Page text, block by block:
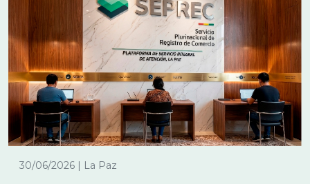
30/06/2026 | La Paz